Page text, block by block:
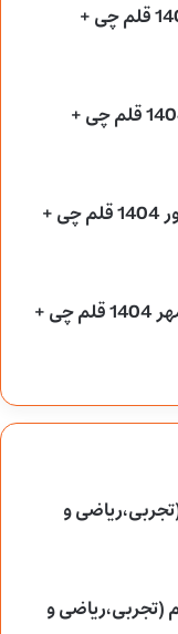
دانلود آزمون 4 مهر 1404 قلم چی +
دانلود آزمون 3 مرداد 1404 قلم چی +
دانلود آزمون 14 شهریور 1404 قلم چی +
دانلود آزمون هدیه 11 مهر 1404 قلم چی +
و
(تجربی،ریاضی و